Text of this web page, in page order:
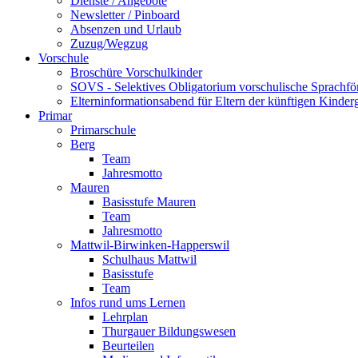
Newsletter / Pinboard
Absenzen und Urlaub
Zuzug/Wegzug
Vorschule
Broschüre Vorschulkinder
SOVS - Selektives Obligatorium vorschulische
Elterninformationsabend für Eltern der künftigen
Primar
Primarschule
Berg
Team
Jahresmotto
Mauren
Basisstufe Mauren
Team
Jahresmotto
Mattwil-Birwinken-Happerswil
Schulhaus Mattwil
Basisstufe
Team
Infos rund ums Lernen
Lehrplan
Thurgauer Bildungswesen
Beurteilen